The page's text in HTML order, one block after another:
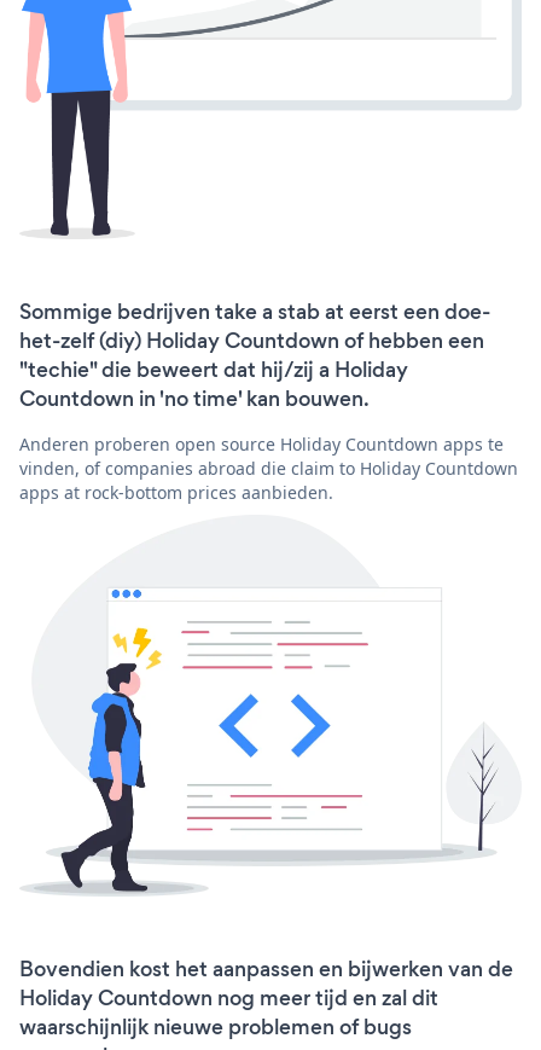
Sommige bedrijven take a stab at eerst een doe-
het-zelf (diy) Holiday Countdown of hebben een
"techie" die beweert dat hij/zij a Holiday
Countdown in 'no time' kan bouwen.
Anderen proberen open source Holiday Countdown apps te
vinden, of companies abroad die claim to Holiday Countdown
apps at rock-bottom prices aanbieden.
Bovendien kost het aanpassen en bijwerken van de
Holiday Countdown nog meer tijd en zal dit
waarschijnlijk nieuwe problemen of bugs